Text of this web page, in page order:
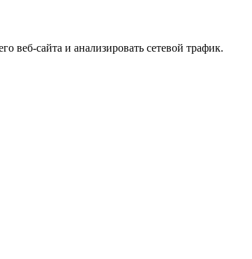
веб-сайта и анализировать сетевой трафик.